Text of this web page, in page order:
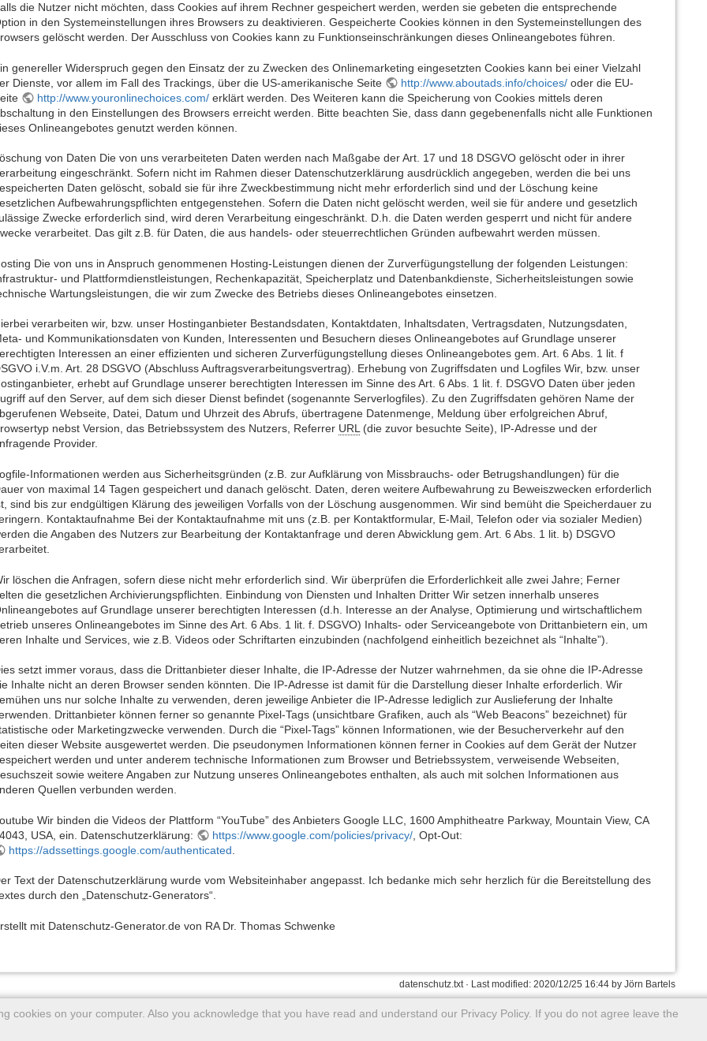
die Nutzer nicht möchten, dass Cookies auf ihrem Rechner gespeichert werden, werden sie gebeten die entsprechende
in den Systemeinstellungen ihres Browsers zu deaktivieren. Gespeicherte Cookies können in den Systemeinstellungen des
gelöscht werden. Der Ausschluss von Cookies kann zu Funktionseinschränkungen dieses Onlineangebotes führen.
genereller Widerspruch gegen den Einsatz der zu Zwecken des Onlinemarketing eingesetzten Cookies kann bei einer Vielzahl
Dienste, vor allem im Fall des Trackings, über die US-amerikanische Seite
http://www.aboutads.info/choices/oder die EU-
http://www.youronlinechoices.com/erklärt werden. Des Weiteren kann die Speicherung von Cookies mittels deren
in den Einstellungen des Browsers erreicht werden. Bitte beachten Sie, dass dann gegebenenfalls nicht alle Funktionen
Onlineangebotes genutzt werden können.
von Daten Die von uns verarbeiteten Daten werden nach Maßgabe der Art. 17 und 18 DSGVO gelöscht oder in ihrer
eingeschränkt. Sofern nicht im Rahmen dieser Datenschutzerklärung ausdrücklich angegeben, werden die bei uns
Daten gelöscht, sobald sie für ihre Zweckbestimmung nicht mehr erforderlich sind und der Löschung keine
Aufbewahrungspflichten entgegenstehen. Sofern die Daten nicht gelöscht werden, weil sie für andere und gesetzlich
Zwecke erforderlich sind, wird deren Verarbeitung eingeschränkt. D.h. die Daten werden gesperrt und nicht für andere
verarbeitet. Das gilt z.B. für Daten, die aus handels- oder steuerrechtlichen Gründen aufbewahrt werden müssen.
Die von uns in Anspruch genommenen Hosting-Leistungen dienen der Zurverfügungstellung der folgenden Leistungen:
und Plattformdienstleistungen, Rechenkapazität, Speicherplatz und Datenbankdienste, Sicherheitsleistungen sowie
Wartungsleistungen, die wir zum Zwecke des Betriebs dieses Onlineangebotes einsetzen.
verarbeiten wir, bzw. unser Hostinganbieter Bestandsdaten, Kontaktdaten, Inhaltsdaten, Vertragsdaten, Nutzungsdaten,
und Kommunikationsdaten von Kunden, Interessenten und Besuchern dieses Onlineangebotes auf Grundlage unserer
Interessen an einer effizienten und sicheren Zurverfügungstellung dieses Onlineangebotes gem. Art. 6 Abs. 1 lit. f
i.V.m. Art. 28 DSGVO (Abschluss Auftragsverarbeitungsvertrag). Erhebung von Zugriffsdaten und Logfiles Wir, bzw. unser
erhebt auf Grundlage unserer berechtigten Interessen im Sinne des Art. 6 Abs. 1 lit. f. DSGVO Daten über jeden
auf den Server, auf dem sich dieser Dienst befindet (sogenannte Serverlogfiles). Zu den Zugriffsdaten gehören Name der
Webseite, Datei, Datum und Uhrzeit des Abrufs, übertragene Datenmenge, Meldung über erfolgreichen Abruf,
nebst Version, das Betriebssystem des Nutzers, Referrer URL(die zuvor besuchte Seite), IP-Adresse und der
Provider.
Informationen werden aus Sicherheitsgründen (z.B. zur Aufklärung von Missbrauchs- oder Betrugshandlungen) für die
von maximal 14 Tagen gespeichert und danach gelöscht. Daten, deren weitere Aufbewahrung zu Beweiszwecken erforderlich
sind bis zur endgültigen Klärung des jeweiligen Vorfalls von der Löschung ausgenommen. Wir sind bemüht die Speicherdauer zu
Kontaktaufnahme Bei der Kontaktaufnahme mit uns (z.B. per Kontaktformular, E-Mail, Telefon oder via sozialer Medien)
die Angaben des Nutzers zur Bearbeitung der Kontaktanfrage und deren Abwicklung gem. Art. 6 Abs. 1 lit. b) DSGVO
löschen die Anfragen, sofern diese nicht mehr erforderlich sind. Wir überprüfen die Erforderlichkeit alle zwei Jahre; Ferner
die gesetzlichen Archivierungspflichten. Einbindung von Diensten und Inhalten Dritter Wir setzen innerhalb unseres
auf Grundlage unserer berechtigten Interessen (d.h. Interesse an der Analyse, Optimierung und wirtschaftlichem
unseres Onlineangebotes im Sinne des Art. 6 Abs. 1 lit. f. DSGVO) Inhalts- oder Serviceangebote von Drittanbietern ein, um
Inhalte und Services, wie z.B. Videos oder Schriftarten einzubinden (nachfolgend einheitlich bezeichnet als “Inhalte”).
setzt immer voraus, dass die Drittanbieter dieser Inhalte, die IP-Adresse der Nutzer wahrnehmen, da sie ohne die IP-Adresse
Inhalte nicht an deren Browser senden könnten. Die IP-Adresse ist damit für die Darstellung dieser Inhalte erforderlich. Wir
uns nur solche Inhalte zu verwenden, deren jeweilige Anbieter die IP-Adresse lediglich zur Auslieferung der Inhalte
Drittanbieter können ferner so genannte Pixel-Tags (unsichtbare Grafiken, auch als “Web Beacons” bezeichnet) für
oder Marketingzwecke verwenden. Durch die “Pixel-Tags” können Informationen, wie der Besucherverkehr auf den
dieser Website ausgewertet werden. Die pseudonymen Informationen können ferner in Cookies auf dem Gerät der Nutzer
werden und unter anderem technische Informationen zum Browser und Betriebssystem, verweisende Webseiten,
sowie weitere Angaben zur Nutzung unseres Onlineangebotes enthalten, als auch mit solchen Informationen aus
Quellen verbunden werden.
Wir binden die Videos der Plattform “YouTube” des Anbieters Google LLC, 1600 Amphitheatre Parkway, Mountain View, CA
USA, ein. Datenschutzerklärung:
https://www.google.com/policies/privacy/, Opt-Out:
https://adssettings.google.com/authenticated
Text der Datenschutzerklärung wurde vom Websiteinhaber angepasst. Ich bedanke mich sehr herzlich für die Bereitstellung des
durch den „Datenschutz-Generators“.
mit Datenschutz-Generator.de von RA Dr. Thomas Schwenke
cookies on your computer. Also you acknowledge that you have read and understand our Privacy Policy. If you do not agree leave the
datenschutz.txt · Last modified: 2020/12/25 16:44 by Jörn Bartels